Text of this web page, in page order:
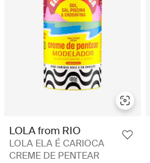
LOLA from RIO
LOLA ELA É CARIOCA
CREME DE PENTEAR